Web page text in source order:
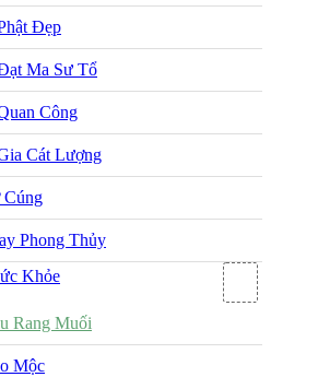
Đẹp
Ma Sư Tổ
Công
Cát Lượng
Phong Thủy
Khỏe
Rang Muối
Mộc